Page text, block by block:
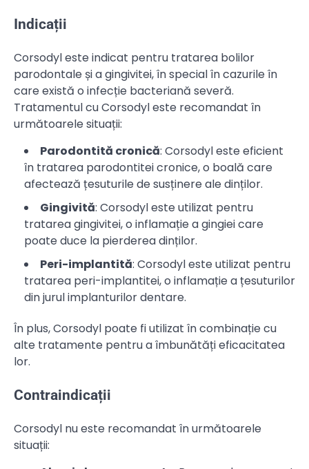
Indicații
Corsodyl este indicat pentru tratarea bolilor
parodontale și a gingivitei, în special în cazurile în
care există o infecție bacteriană severă.
Tratamentul cu Corsodyl este recomandat în
următoarele situații:
Parodontită cronică: Corsodyl este eficient
în tratarea parodontitei cronice, o boală care
afectează țesuturile de susținere ale dinților.
Gingivită: Corsodyl este utilizat pentru
tratarea gingivitei, o inflamație a gingiei care
poate duce la pierderea dinților.
Peri-implantită: Corsodyl este utilizat pentru
tratarea peri-implantitei, o inflamație a țesuturilor
din jurul implanturilor dentare.
În plus, Corsodyl poate fi utilizat în combinație cu
alte tratamente pentru a îmbunătăți eficacitatea
lor.
Contraindicații
Corsodyl nu este recomandat în următoarele
situații: